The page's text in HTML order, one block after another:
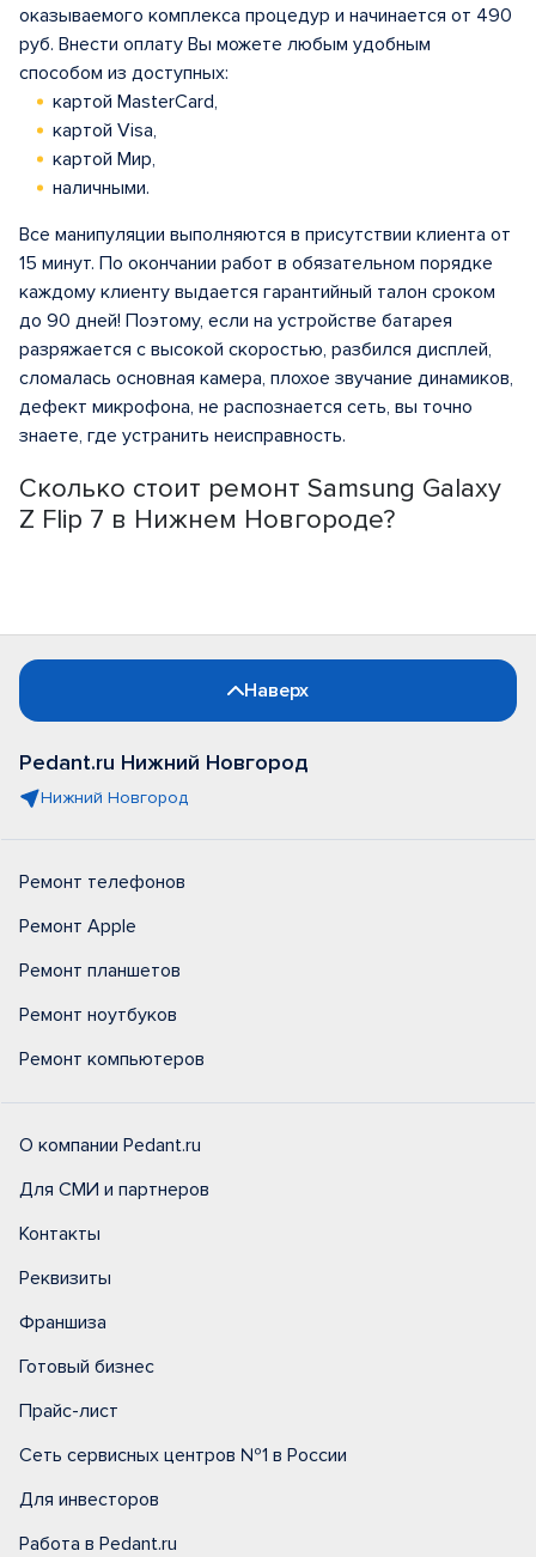
Сколько стоит ремонт Samsung Galaxy
Z Flip 7 в Нижнем Новгороде?
оказываемого комплекса процедур и начинается от 490
руб. Внести оплату Вы можете любым удобным
способом из доступных:
картой MasterCard,
картой Visa,
картой Мир,
наличными.
Все манипуляции выполняются в присутствии клиента от
15 минут. По окончании работ в обязательном порядке
каждому клиенту выдается гарантийный талон сроком
до 90 дней! Поэтому, если на устройстве батарея
разряжается с высокой скоростью, разбился дисплей,
сломалась основная камера, плохое звучание динамиков,
дефект микрофона, не распознается сеть, вы точно
знаете, где устранить неисправность.
Наверх
Pedant.ru Нижний Новгород
Нижний Новгород
Ремонт телефонов
Ремонт Apple
Ремонт планшетов
Ремонт ноутбуков
Ремонт компьютеров
О компании Pedant.ru
Для СМИ и партнеров
Контакты
Реквизиты
Франшиза
Готовый бизнес
Прайс-лист
Сеть сервисных центров №1 в России
Для инвесторов
Работа в Pedant.ru